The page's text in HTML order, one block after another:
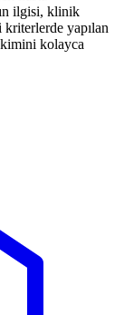
ilgisi, klinik
yapılan
kolayca